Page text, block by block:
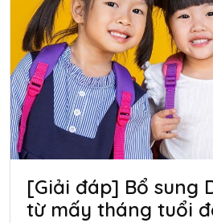
[Giải đáp] Bổ sung
từ mấy tháng tuổi